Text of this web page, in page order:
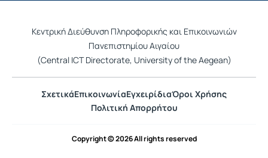
Κεντρική Διεύθυνση Πληροφορικής και Επικοινωνιών
Πανεπιστημίου Αιγαίου
(Central ICT Directorate, University of the Aegean)
ΣχετικάΕπικοινωνίαΕγχειρίδιαΌροι Χρήσης
Πολιτική Απορρήτου
Copyright © 2026 All rights reserved